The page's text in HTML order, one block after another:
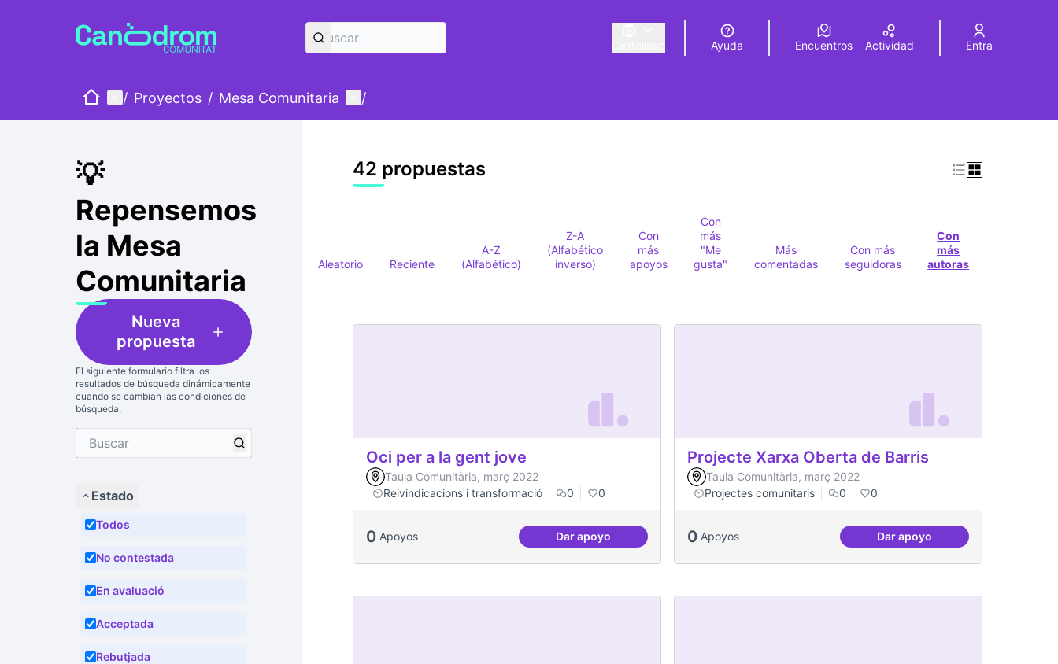
Triar la llengua Elegir el idioma Choose language
Ayuda Encuentros Actividad Entra
InicioMenú principal
/ Proyectos / Mesa Comunitaria Menú de usuario
/
💡
Repensemos
la Mesa
Comunitaria
Nueva
propuesta
El siguiente formulario filtra los
resultados de búsqueda dinámicamente
cuando se cambian las condiciones de
búsqueda.
Estado
Todos
No contestada
En avaluació
Acceptada
Rebutjada
42 propuestas
Aleatorio Reciente
A-Z
(Alfabético)
Z-A
(Alfabético
inverso)
Con
más
apoyos
Con
más
"Me
gusta"
Más
comentadas
Con más
seguidoras
Con
más
autoras
Oci per a la gent jove
Taula Comunitària, març 2022
Reivindicacions i transformació
0 0
0 Apoyos Dar apoyoOci per a la gent jove
Projecte Xarxa Oberta de Barris
Taula Comunitària, març 2022
Projectes comunitaris
0 0
0 Apoyos Dar apoyoProjecte Xarxa Oberta de